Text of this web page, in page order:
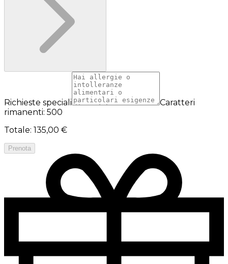
Richieste speciali
Caratteri
rimanenti: 500
Totale: 135,00 €
Prenota